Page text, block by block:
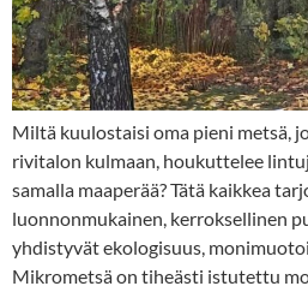
Miltä kuulostaisi oma pieni metsä,
rivitalon kulmaan, houkuttelee
samalla maaperää? Tätä kaikkea
luonnonmukainen, kerroksellinen
yhdistyvät ekologisuus,
Mikrometsä on tiheästi istutettu